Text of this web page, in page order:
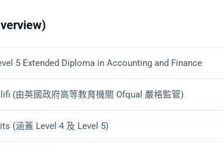
5 Extended Diploma in Accounting and Finance
(由英國政府高等教育機關 Ofqual 嚴格監管)
(涵蓋 Level 4 及 Level 5)